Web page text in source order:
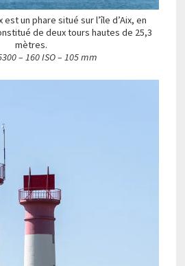
est un phare situé sur l’île d’Aix, en
de deux tours hautes de 25,3
mètres.
– 160 ISO – 105 mm